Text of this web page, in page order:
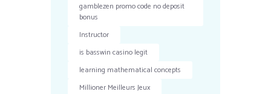
gamblezen promo code no deposit
bonus
Instructor
is basswin casino legit
learning mathematical concepts
Millioner Meilleurs Jeux